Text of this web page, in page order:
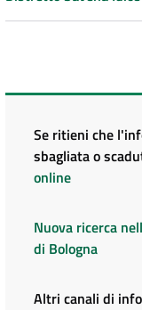
Se ritieni che
sbagliata o
online
Nuova ricerca
di Bologna
Altri canali di